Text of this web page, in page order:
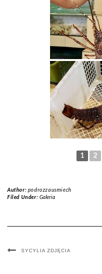
1 2
Author: podrozzausmiech
Filed Under: Galeria
SYCYLIA ZDJĘCIA